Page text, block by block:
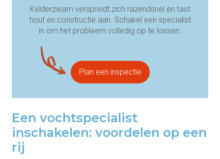
Kelderzwam verspreidt zich razendsnel en tast
hout en constructie aan. Schakel een specialist
in om het probleem volledig op te lossen.
Plan een inspectie
Een vochtspecialist
inschakelen: voordelen op een
rij